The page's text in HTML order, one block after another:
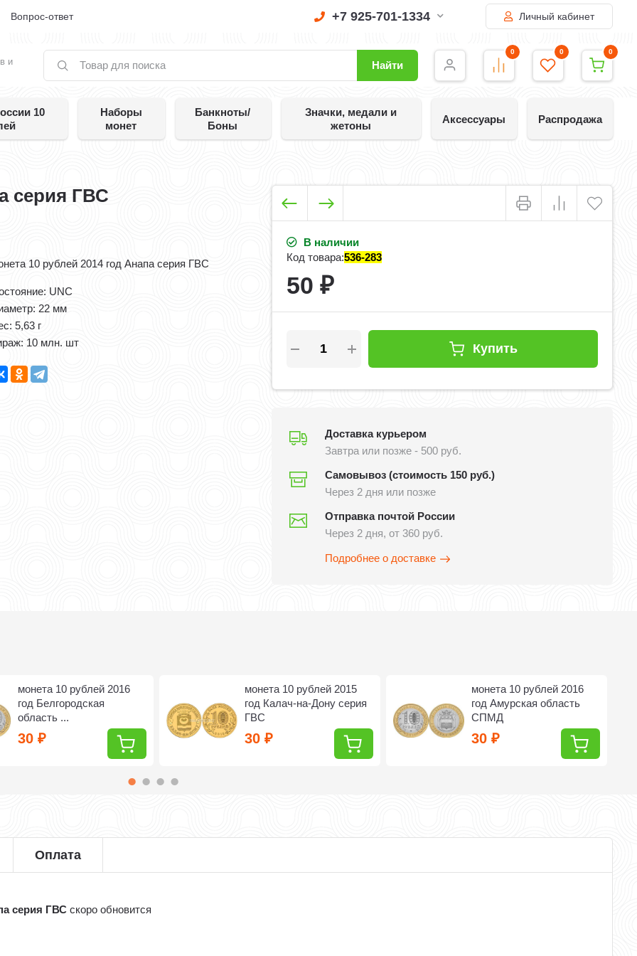
Вопрос-ответ +7 925-701-1334 Личный кабинет
и Найти
0 0 0
10
Наборы
монет
Банкноты/
Боны
Значки, медали и
жетоны
Аксессуары Распродажа
серия ГВС
10 рублей 2014 год Анапа серия ГВС
UNC
22 мм
5,63 г
10 млн. шт
В наличии
Код товара:536-283
50 ₽
Купить
Доставка курьером
Завтра или позже - 500 руб.
Самовывоз (стоимость 150 руб.)
Через 2 дня или позже
Отправка почтой России
Через 2 дня, от 360 руб.
Подробнее о доставке
монета 10 рублей 2016
год Белгородская
область ...
30₽
монета 10 рублей 2015
год Калач-на-Дону серия
ГВС
30₽
монета 10 рублей 2016
год Амурская область
СПМД
30₽
Оплата
серия ГВС скоро обновится